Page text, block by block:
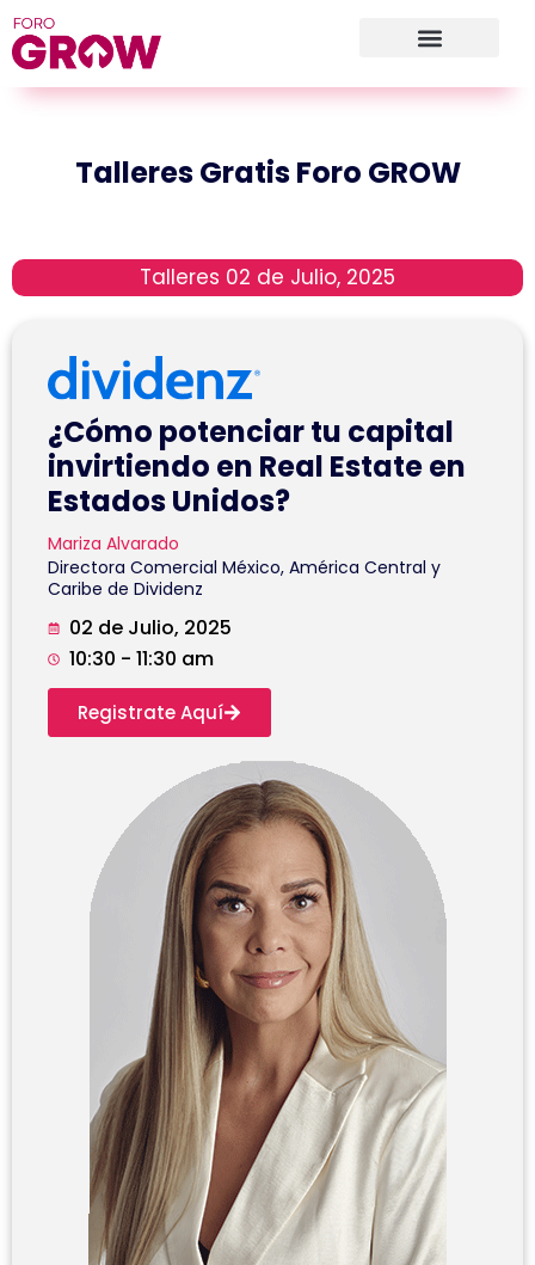
Talleres Gratis Foro GROW
Talleres 02 de Julio, 2025
¿Cómo potenciar tu capital
invirtiendo en Real Estate en
Estados Unidos?
Mariza Alvarado
Directora Comercial México, América Central y
Caribe de Dividenz
02 de Julio, 2025
10:30 - 11:30 am
Registrate Aquí